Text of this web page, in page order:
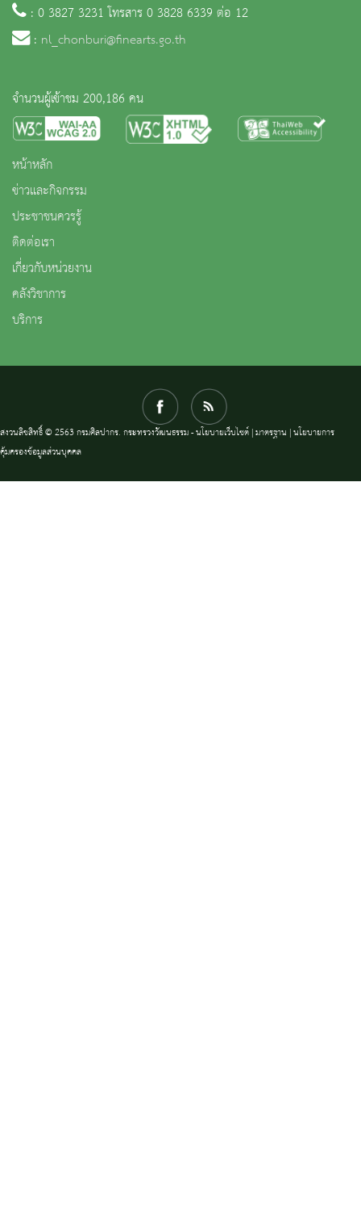
: 0 3827 3231 โทรสาร 0 3828 6339 ต่อ 12
: nl_chonburi@finearts.go.th
จำนวนผู้เข้าชม 200,186 คน
หน้าหลัก
ข่าวและกิจกรรม
ประชาชนควรรู้
ติดต่อเรา
เกี่ยวกับหน่วยงาน
คลังวิชาการ
บริการ
สงวนลิขสิทธิ์ © 2563 กรมศิลปากร. กระทรวงวัฒนธรรม -นโยบายเว็บไซต์|มาตรฐาน |นโยบายการ
คุ้มครองข้อมูลส่วนบุคคล